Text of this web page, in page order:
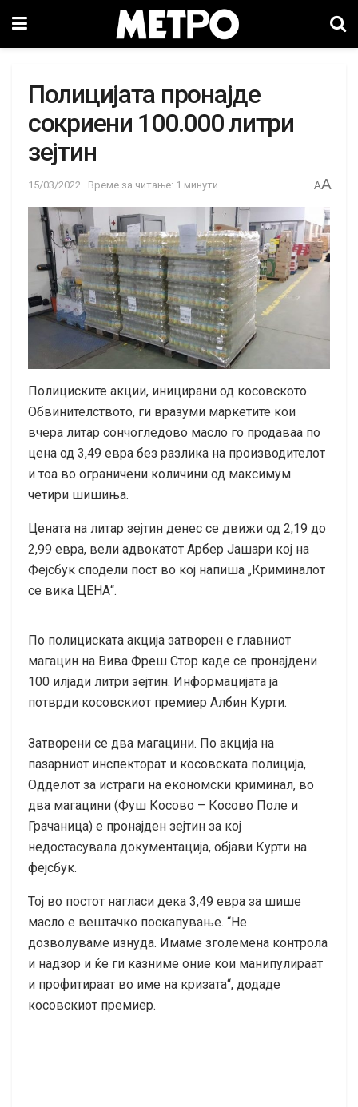
Полицијата пронајде
сокриени 100.000 литри
зејтин
15/03/2022 Време за читање: 1 минути AA
Полициските акции, иницирани од косовското
Обвинителството, ги вразуми маркетите кои
вчера литар сончогледово масло го продаваа по
цена од 3,49 евра без разлика на производителот
и тоа во ограничени количини од максимум
четири шишиња.
Цената на литар зејтин денес се движи од 2,19 до
2,99 евра, вели адвокатот Арбер Јашари кој на
Фејсбук сподели пост во кој напиша „Криминалот
се вика ЦЕНА“.
По полициската акција затворен е главниот
магацин на Вива Фреш Стор каде се пронајдени
100 илјади литри зејтин. Информацијата ја
потврди косовскиот премиер Албин Курти.
Затворени се два магацини. По акција на
пазарниот инспекторат и косовската полиција,
Одделот за истраги на економски криминал, во
два магацини (Фуш Косово – Косово Поле и
Грачаница) е пронајден зејтин за кој
недостасувала документација, објави Курти на
фејсбук.
Тој во постот нагласи дека 3,49 евра за шише
масло е вештачко поскапување. “Не
дозволуваме изнуда. Имаме зголемена контрола
и надзор и ќе ги казниме оние кои манипулираат
и профитираат во име на кризата“, додаде
косовскиот премиер.